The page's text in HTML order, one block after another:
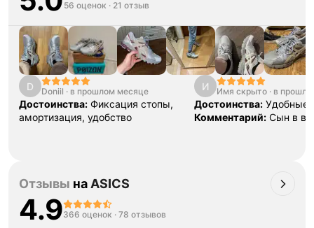
56 оценок · 21 отзыв
D Doniil · в прошлом месяце
Достоинства: Фиксация стопы,
амортизация, удобство
И Имя скрыто · в
Достоинства:
Комментарий: Сын в
Отзывы наASICS
4.9366 оценок · 78 отзывов